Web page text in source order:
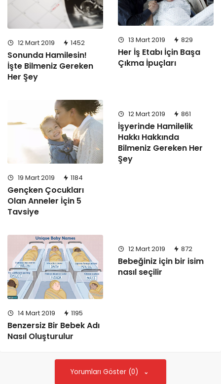
12 Mart 2019 1452
Sonunda Hamilesin!
İşte Bilmeniz Gereken
Her Şey
13 Mart 2019 829
Her İş Etabı İçin Başa
Çıkma İpuçları
19 Mart 2019 1184
Gençken Çocukları
Olan Anneler İçin 5
Tavsiye
12 Mart 2019 861
İşyerinde Hamilelik
Hakkı Hakkında
Bilmeniz Gereken Her
Şey
14 Mart 2019 1195
Benzersiz Bir Bebek Adı
Nasıl Oluşturulur
12 Mart 2019 872
Bebeğiniz için bir isim
nasıl seçilir
Yorumları Göster (0)